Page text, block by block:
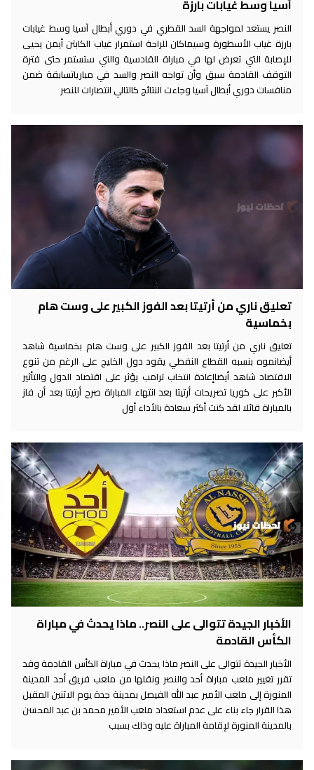
آسيا وسط غيابات بارزة
النصر يستعد لمواجهة السد القطري في دوري أبطال آسيا وسط غيابات
بارزة غياب الأسطورة وسيماكان للراحة استمرار غياب الكابتن أيمن يحيى
للإصابة التي تعرض لها في مباراة القادسية والتي ستستمر حتى فترة
التوقف القادمة سبق وأن تواجه النصر والسد في مبارياتسابقة ضمن
منافسات دوري أبطال آسيا وجاءت النتائج كالتالي انتصارات للنصر
تعليق ناري من أرتيتا بعد الفوز الكبير على وست هام
بخماسية
تعليق ناري من أرتيتا بعد الفوز الكبير على وست هام بخماسية شاهد
أيضانموه بنسبه القطاع النفطي يقود دول الخليج على الرغم من تنوع
الاقتصاد شاهد أيضاإعادة انتخاب ترامب يؤثر على اقتصاد الدول والتأثير
الأكبر على كوريا تصريحات أرتيتا بعد انتهاء المباراة صرح أرتيتا بعد أن فاز
بالمباراة قائلا لقد كنت أكثر سعادة بالأداء أول
الأخبار الجيدة تتوالى على النصر.. ماذا يحدث في مباراة
الكأس القادمة
الأخبار الجيدة تتوالى على النصر ماذا يحدث في مباراة الكأس القادمة وقد
تقرر تغيير ملعب مباراة أحد والنصر ونقلها من ملعب فريق أحد المدينة
المنورة إلى ملعب الأمير عبد الله الفيصل بمدينة جدة يوم الاثنين المقبل
هذا القرار جاء بناء على عدم استعداد ملعب الأمير محمد بن عبد المحسن
بالمدينة المنورة لإقامة المباراة عليه وذلك بسبب